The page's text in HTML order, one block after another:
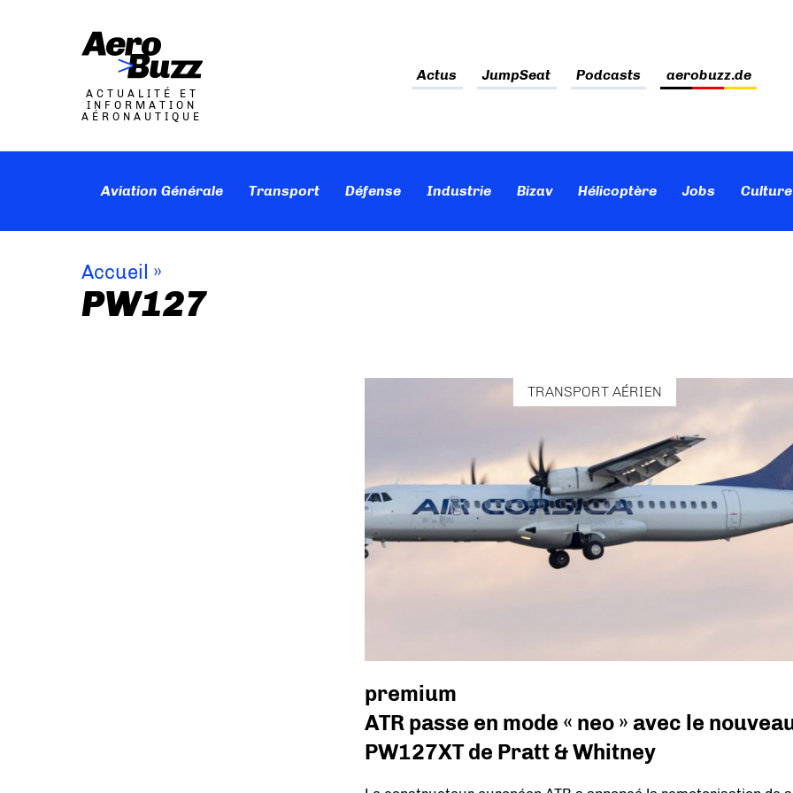
ACTUALITÉ ET
INFORMATION
AÉRONAUTIQUE
Actus JumpSeat Podcasts aerobuzz.de
Aviation Générale Transport Défense Industrie Bizav Hélicoptère Jobs
Accueil »
PW127
TRANSPORT AÉRIEN
premium
ATR passe en mode « neo » avec le
PW127XT de Pratt & Whitney